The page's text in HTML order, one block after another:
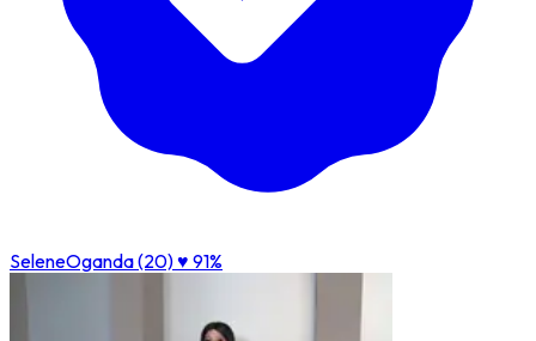
SeleneOganda (20)♥ 91%